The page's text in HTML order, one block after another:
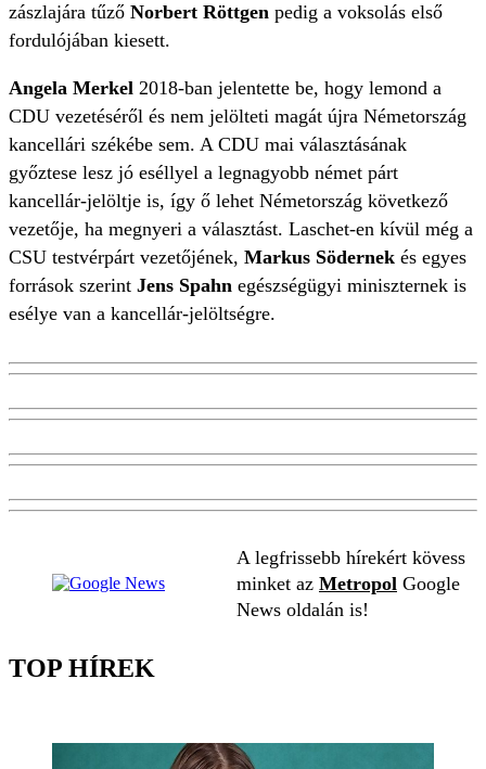
zászlajára tűző Norbert Röttgen pedig a voksolás első
fordulójában kiesett.
Angela Merkel 2018-ban jelentette be, hogy lemond a
CDU vezetéséről és nem jelölteti magát újra Németország
kancellári székébe sem. A CDU mai választásának
győztese lesz jó eséllyel a legnagyobb német párt
kancellár-jelöltje is, így ő lehet Németország következő
vezetője, ha megnyeri a választást. Laschet-en kívül még a
CSU testvérpárt vezetőjének, Markus Södernek és egyes
források szerint Jens Spahn egészségügyi miniszternek is
esélye van a kancellár-jelöltségre.
A legfrissebb hírekért kövess
minket az Metropol Google
News oldalán is!
TOP HÍREK